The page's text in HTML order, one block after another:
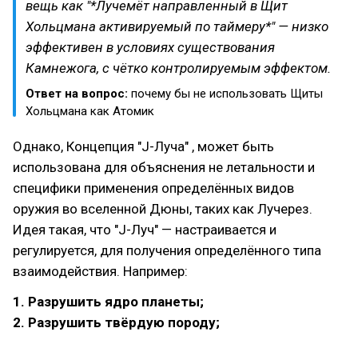
вещь как "*Лучемёт направленный в Щит
Хольцмана активируемый по таймеру*" — низко
эффективен в условиях существования
Камнежога, с чётко контролируемым эффектом.
Ответ на вопрос: почему бы не использовать Щиты
Хольцмана как Атомик
Однако, Концепция "J-Луча" , может быть
использована для объяснения не летальности и
специфики применения определённых видов
оружия во вселенной Дюны, таких как Лучерез.
Идея такая, что "J-Луч" — настраивается и
регулируется, для получения определённого типа
взаимодействия. Например:
1. Разрушить ядро планеты;
2. Разрушить твёрдую породу;